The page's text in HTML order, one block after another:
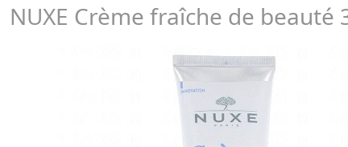
NUXE Crème fraîche de beauté